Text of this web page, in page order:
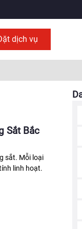
dịch vụ
Sắt Bắc
sắt. Mỗi loại
linh hoạt.